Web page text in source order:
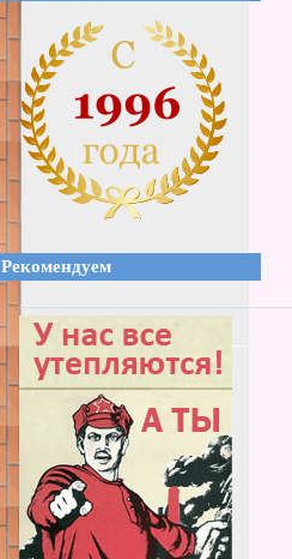
Рекомендуем